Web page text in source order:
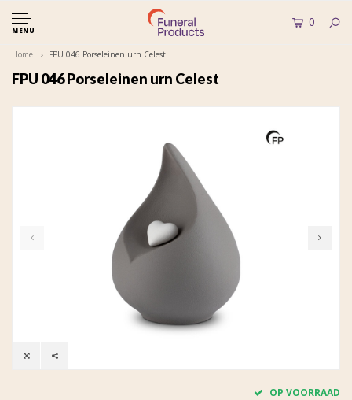
MENU
0
Home FPU 046 Porseleinen urn Celest
FPU 046 Porseleinen urn Celest
OP VOORRAAD